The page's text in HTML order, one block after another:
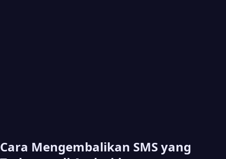
Cara Mengembalikan SMS yang